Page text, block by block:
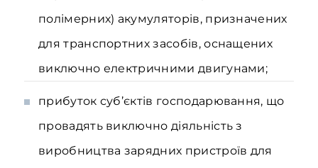
полімерних) акумуляторів, призначених
для транспортних засобів, оснащених
виключно електричними двигунами;
прибуток суб’єктів господарювання, що
провадять виключно діяльність з
виробництва зарядних пристроїв для